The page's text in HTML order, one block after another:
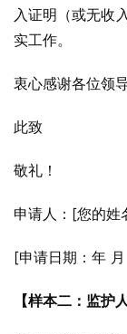
入证明（或无收
实工作。
衷心感谢各位领
此致
敬礼！
申请人：[您的姓
[申请日期：年
【样本二：监护